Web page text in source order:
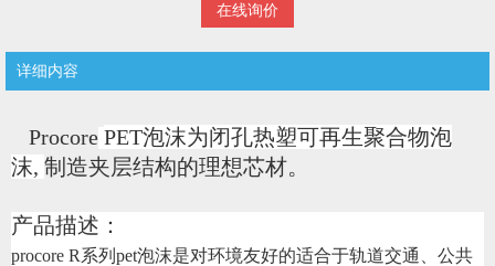
在线询价
详细内容
Procore PET泡沫为闭孔热塑可再生聚合物泡
沫, 制造夹层结构的理想芯材。
产品描述：
procore R系列pet泡沫是对环境友好的适合于轨道交通、公共